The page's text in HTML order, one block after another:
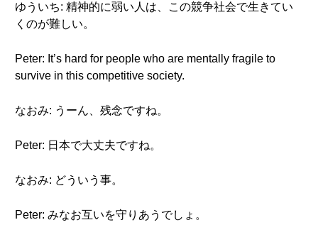
ゆういち: 精神的に弱い人は、この競争社会で生きてい
くのが難しい。
Peter: It’s hard for people who are mentally fragile to
survive in this competitive society.
なおみ: うーん、残念ですね。
Peter: 日本で大丈夫ですね。
なおみ: どういう事。
Peter: みなお互いを守りあうでしょ。